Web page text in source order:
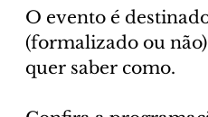
O evento é
(formalizado ou
quer saber como.